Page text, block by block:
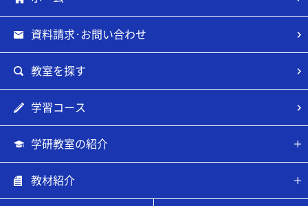
資料請求･お問い合わせ
教室を探す
学習コース
学研教室の紹介
教材紹介